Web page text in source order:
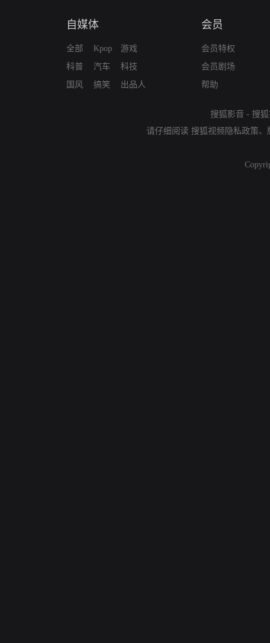
自媒体
全部
科普
国风
Kpop
汽车
搞笑
游戏
科技
出品人
会员
会员特权
会员剧场
帮助
搜狐影音 - 搜
请仔细阅读 搜狐视频隐私政策、